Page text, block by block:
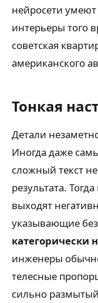
нейросети
интерьеры того
советская
американского
Тонкая
Детали
Иногда даже
сложный текст
результата.
выходят
указывающие
категорически
инженеры
телесные
сильно